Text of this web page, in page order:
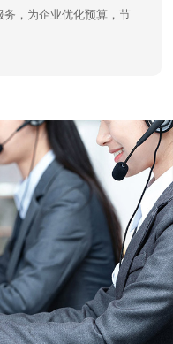
，为企业优化预算，节